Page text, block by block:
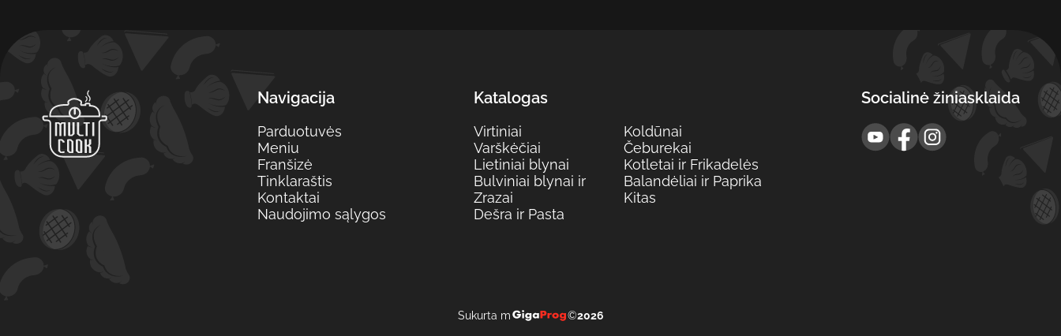
Navigacija
Parduotuvės
Meniu
Franšizė
Tinklaraštis
Kontaktai
Naudojimo sąlygos
Katalogas
Virtiniai
Varškėčiai
Lietiniai blynai
Bulviniai blynai ir
Zrazai
Dešra ir Pasta
Koldūnai
Čeburekai
Kotletai ir Frikadelės
Balandėliai ir Paprika
Kitas
Socialinė žiniasklaida
Sukurta m ©2026